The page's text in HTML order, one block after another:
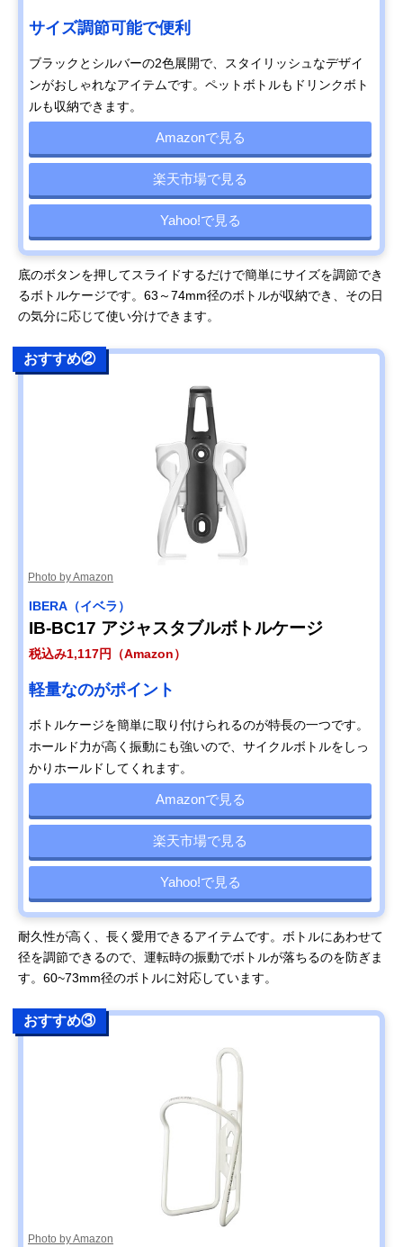
サイズ調節可能で便利
ブラックとシルバーの2色展開で、スタイリッシュなデザイ
ンがおしゃれなアイテムです。ペットボトルもドリンクボト
ルも収納できます。
Amazonで見る
楽天市場で見る
Yahoo!で見る
底のボタンを押してスライドするだけで簡単にサイズを調節でき
るボトルケージです。63～74mm径のボトルが収納でき、その日
の気分に応じて使い分けできます。
おすすめ②
Photo by Amazon
IBERA（イベラ）
IB-BC17 アジャスタブルボトルケージ
税込み1,117円（Amazon）
軽量なのがポイント
ボトルケージを簡単に取り付けられるのが特長の一つです。
ホールド力が高く振動にも強いので、サイクルボトルをしっ
かりホールドしてくれます。
Amazonで見る
楽天市場で見る
Yahoo!で見る
耐久性が高く、長く愛用できるアイテムです。ボトルにあわせて
径を調節できるので、運転時の振動でボトルが落ちるのを防ぎま
す。60~73mm径のボトルに対応しています。
おすすめ③
Photo by Amazon